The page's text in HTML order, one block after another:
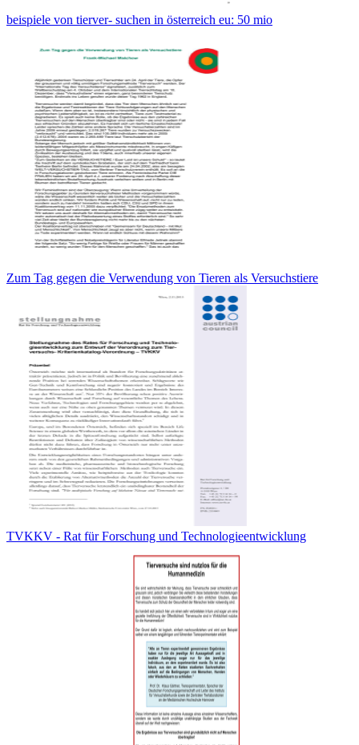
beispiele von tierver- suchen in österreich eu: 50 mio
Zum Tag gegen die Verwendung von Tieren als Versuchstiere
TVKKV - Rat für Forschung und Technologieentwicklung